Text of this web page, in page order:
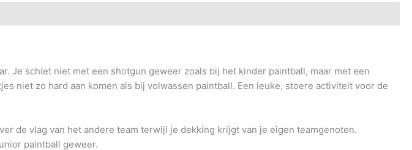
Je schiet niet met een shotgun geweer zoals bij het kinder paintball, maar met een
niet zo hard aan komen als bij volwassen paintball. Een leuke, stoere activiteit voor de
de vlag van het andere team terwijl je dekking krijgt van je eigen teamgenoten.
paintball geweer.